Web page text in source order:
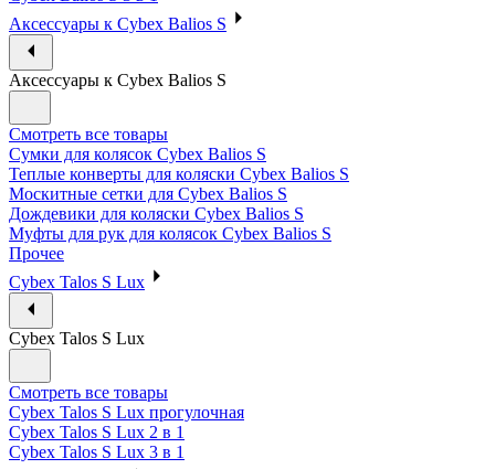
Аксессуары к Cybex Balios S
Аксессуары к Cybex Balios S
Смотреть все товары
Сумки для колясок Cybex Balios S
Теплые конверты для коляски Cybex Balios S
Москитные сетки для Cybex Balios S
Дождевики для коляски Cybex Balios S
Муфты для рук для колясок Cybex Balios S
Прочее
Cybex Talos S Lux
Cybex Talos S Lux
Смотреть все товары
Cybex Talos S Lux прогулочная
Cybex Talos S Lux 2 в 1
Cybex Talos S Lux 3 в 1